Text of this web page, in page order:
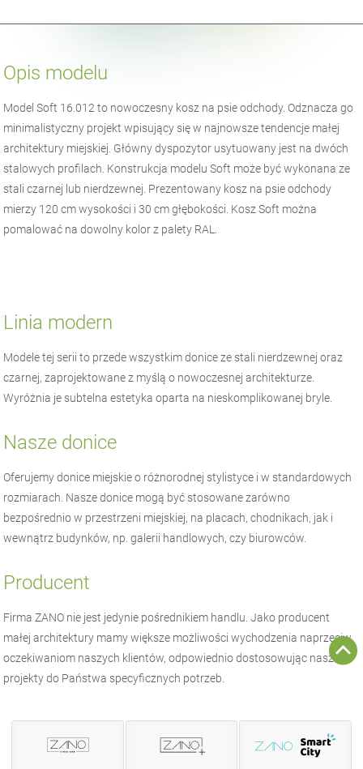
Opis modelu
Model Soft 16.012 to nowoczesny kosz na psie odchody. Odznacza go
minimalistyczny projekt wpisujący się w najnowsze tendencje małej
architektury miejskiej. Główny dyspozytor usytuowany jest na dwóch
stalowych profilach. Konstrukcja modelu Soft może być wykonana ze
stali czarnej lub nierdzewnej. Prezentowany kosz na psie odchody
mierzy 120 cm wysokości i 30 cm głębokości. Kosz Soft można
pomalować na dowolny kolor z palety RAL.
Linia modern
Modele tej serii to przede wszystkim donice ze stali nierdzewnej oraz
czarnej, zaprojektowane z myślą o nowoczesnej architekturze.
Wyróżnia je subtelna estetyka oparta na nieskomplikowanej bryle.
Nasze donice
Oferujemy donice miejskie o różnorodnej stylistyce i w standardowych
rozmiarach. Nasze donice mogą być stosowane zarówno
bezpośrednio w przestrzeni miejskiej, na placach, chodnikach, jak i
wewnątrz budynków, np. galerii handlowych, czy biurowców.
Producent
FirmaZANO nie jest jedynie pośrednikiem handlu. Jako producent
małej architektury mamy większe możliwości wychodzenia naprzeciw
oczekiwaniom naszych klientów, odpowiednio dostosowując nasze
projekty do Państwa specyficznych potrzeb.